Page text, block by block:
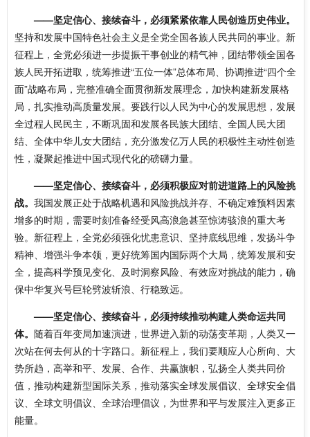
——坚定信心、接续奋斗，必须紧紧依靠人民创造历史伟业。
坚持和发展中国特色社会主义是全党全国各族人民共同的事业。新
征程上，全党必须进一步提振干事创业的精气神，团结带领全国各
族人民开拓进取，统筹推进“五位一体”总体布局、协调推进“四个全
面”战略布局，完整准确全面贯彻新发展理念，加快构建新发展格
局，扎实推动高质量发展。要践行以人民为中心的发展思想，发展
全过程人民民主，不断巩固和发展各民族大团结、全国人民大团
结、全体中华儿女大团结，充分激发亿万人民的积极性主动性创造
性，凝聚起推进中国式现代化的磅礴力量。
——坚定信心、接续奋斗，必须积极应对前进道路上的风险挑
战。 我国发展正处于战略机遇和风险挑战并存、不确定难预料因素
增多的时期，需要时刻准备经受风高浪急甚至惊涛骇浪的重大考
验。新征程上，全党必须强化忧患意识、坚持底线思维，发扬斗争
精神、增强斗争本领，更好统筹国内国际两个大局，统筹发展和安
全，提高科学预见变化、及时洞察风险、有效应对挑战的能力，确
保中华复兴号巨轮劈波斩浪、行稳致远。
——坚定信心、接续奋斗，必须持续推动构建人类命运共同
体。 随着百年变局加速演进，世界进入新的动荡变革期，人类又一
次站在何去何从的十字路口。新征程上，我们要顺应人心所向、大
势所趋，高举和平、发展、合作、共赢旗帜，弘扬全人类共同价
值，推动构建新型国际关系，推动落实全球发展倡议、全球安全倡
议、全球文明倡议、全球治理倡议，为世界和平与发展注入更多正
能量。